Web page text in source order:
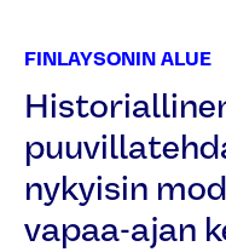
FINLAYSONIN ALUE
nykyisin
vapaa-ajan